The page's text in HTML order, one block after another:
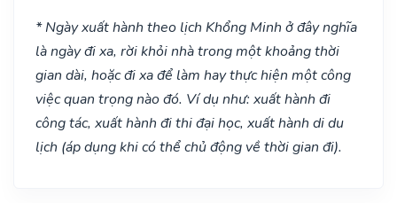
* Ngày xuất hành theo lịch Khổng Minh ở đây nghĩa
là ngày đi xa, rời khỏi nhà trong một khoảng thời
gian dài, hoặc đi xa để làm hay thực hiện một công
việc quan trọng nào đó. Ví dụ như: xuất hành đi
công tác, xuất hành đi thi đại học, xuất hành di du
lịch (áp dụng khi có thể chủ động về thời gian đi).